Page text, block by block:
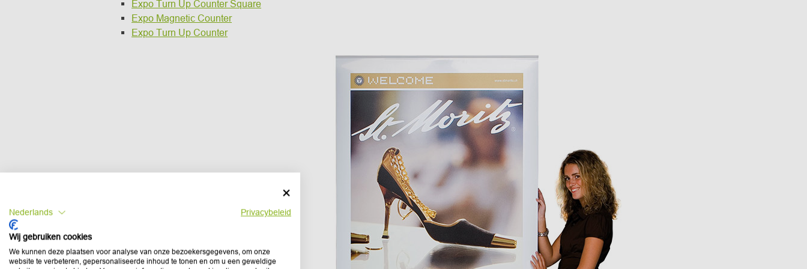
Expo Turn Up Counter Square
Expo Magnetic Counter
Expo Turn Up Counter
Nederlands Privacybeleid
Wij gebruiken cookies
We kunnen deze plaatsen voor analyse van onze bezoekersgegevens, om onze
website te verbeteren, gepersonaliseerde inhoud te tonen en om u een geweldige